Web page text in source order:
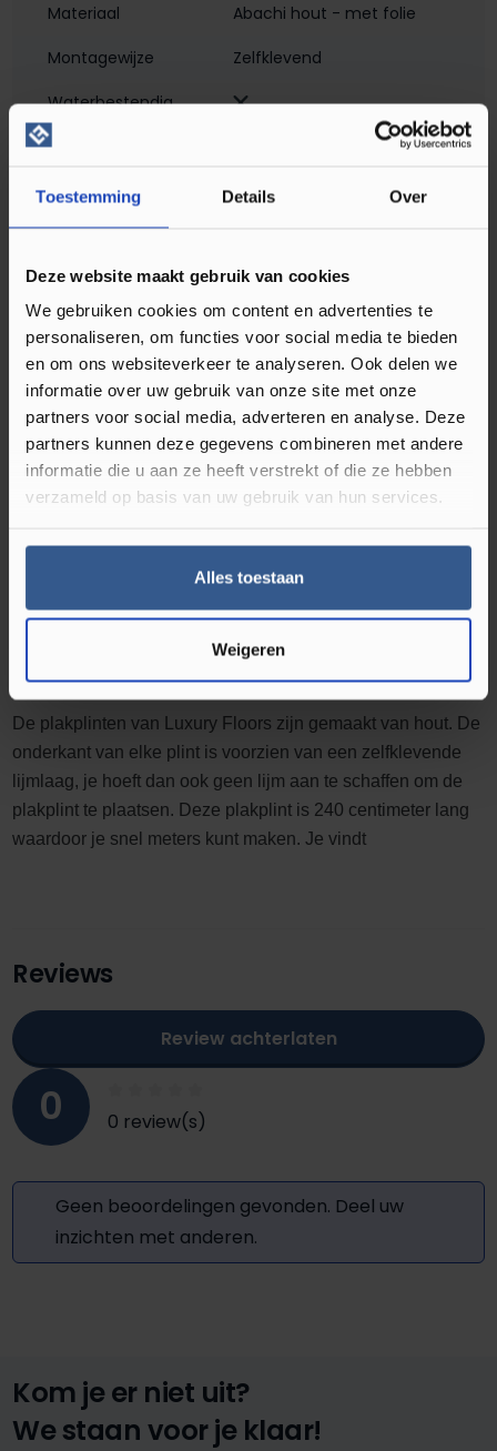
Toestemming Details Over
Deze website maakt gebruik van cookies
We gebruiken cookies om content en advertenties te
personaliseren, om functies voor social media te bieden
en om ons websiteverkeer te analyseren. Ook delen we
informatie over uw gebruik van onze site met onze
partners voor social media, adverteren en analyse. Deze
partners kunnen deze gegevens combineren met andere
informatie die u aan ze heeft verstrekt of die ze hebben
verzameld op basis van uw gebruik van hun services.
Alles toestaan
Weigeren
Materiaal
Abachi hout - met folie
Montagewijze
Zelfklevend
Waterbestendig‎
Soort plint
Bruin 23244
Plakplinten gebruikt u bij de afwerking van uw klik PVC en
of laminaat vloer. Deze type vloeren hebben namelijk
werkingsruimte nodig en leg je dus niet strak tegen de muur
of kozijnen. Deze ruimte kun je dan ook perfect afwerken
met een plakplint in bijpassende kleur van de vloer.Ze zijn
dus onmisbaar bij een nieuwe vloer.Naast dat het zorgt
houten plakplinten in het assortiment. Je vind de best
bijpassende kleur plakplint op de productpagina van alle
klik PVC en laminaat vloeren. Er zit dus altijd wat tussen dat
Wat zijn plakplinten?
De plakplinten van Luxury Floors zijn gemaakt van hout. De
onderkant van elke plint is voorzien van een zelfklevende
lijmlaag, je hoeft dan ook geen lijm aan te schaffen om de
plakplint te plaatsen. Deze plakplint is 240 centimeter lang
waardoor je snel meters kunt maken. Je vindt
Reviews
0 0 review(s)
Review achterlaten
Geen beoordelingen gevonden. Deel uw
inzichten met anderen.
Kom je er niet uit?
We staan voor je klaar!